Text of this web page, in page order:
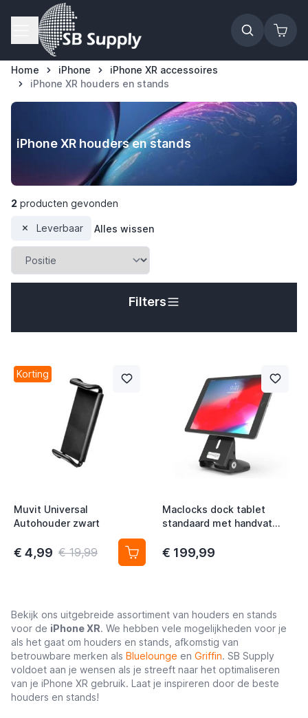
Ga naar de inhoud
Home iPhone
iPhone XR accessoires
iPhone XR houders en stands
iPhone XR houders en stands
2 producten gevonden
Leverbaar Alles wissen
Filters
Korting
Muvit Universal
Autohouder zwart
€ 4,99 € 19,99
Maclocks dock tablet
standaard met handvat
€ 199,99
Bekijk ons uitgebreide assortiment van houders en stands
voor de iPhone XR. We hebben vele mogelijkheden voor je
als het gaat om houders en stands, afkomstig van
betrouwbare merken als Bluelounge en Griffin. SB Supply
voldoet aan je wensen als je streeft naar het optimaliseren
van je iPhone XR gebruik. Laat je inspireren door de beste
houders en stands!